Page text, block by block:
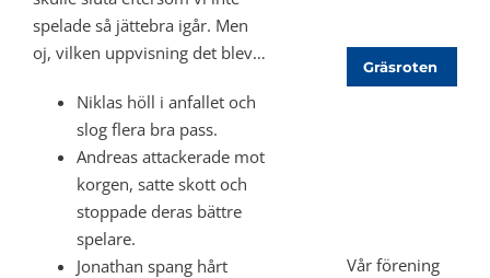
spelade så jättebra igår. Men
oj, vilken uppvisning det blev…
Niklas höll i anfallet och
slog flera bra pass.
Andreas attackerade mot
korgen, satte skott och
stoppade deras bättre
spelare.
Jonathan spang hårt
Gräsroten
Vår förening